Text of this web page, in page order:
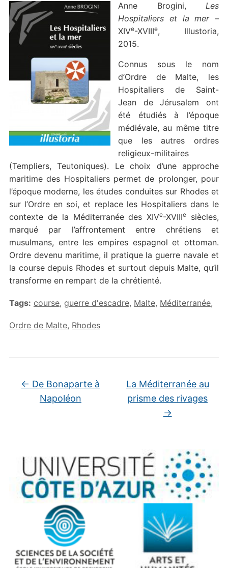
Anne Brogini,Les
Hospitaliers et la mer –
XIVe-XVIIIe, Illustoria,
2015.
Connus sous le nom
d’Ordre de Malte, les
Hospitaliers de Saint-
Jean de Jérusalem ont
été étudiés à l’époque
médiévale, au même titre
que les autres ordres
religieux-militaires
(Templiers, Teutoniques). Le choix d’une approche
maritime des Hospitaliers permet de prolonger, pour
l’époque moderne, les études conduites sur Rhodes et
sur l’Ordre en soi, et replace les Hospitaliers dans le
contexte de la Méditerranée des XIVe-XVIIIe
siècles,
marqué par l’affrontement entre chrétiens et
musulmans, entre les empires espagnol et ottoman.
Ordre devenu maritime, il pratique la guerre navale et
la course depuis Rhodes et surtout depuis Malte, qu’il
transforme en rempart de la chrétienté.
Tags: course, guerre d'escadre, Malte, Méditerranée,
Ordre de Malte, Rhodes
← De Bonaparte à
Napoléon
La Méditerranée au
prisme des rivages
→